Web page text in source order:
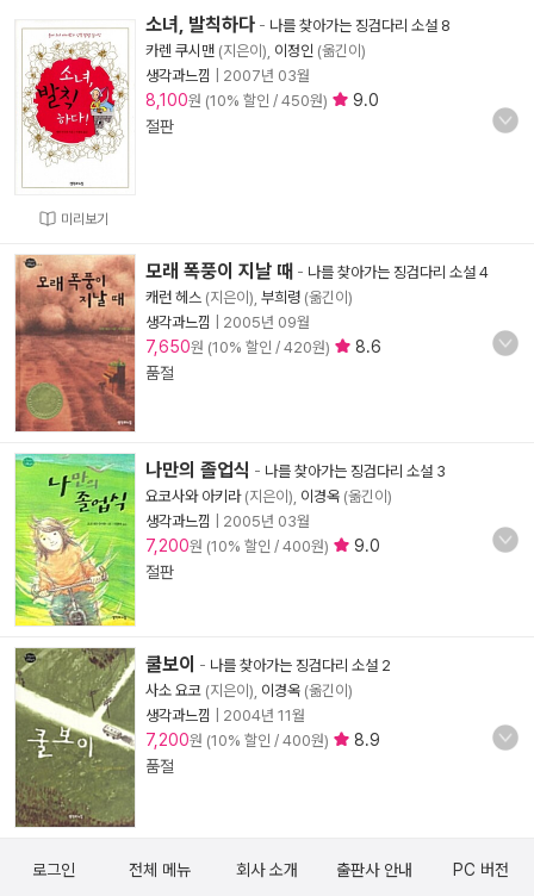
미리보기
소녀, 발칙하다 - 나를 찾아가는 징검다리 소설 8
카렌 쿠시맨 (지은이), 이정인 (옮긴이)
생각과느낌
2007년 03월
8,100원 (10% 할인 / 450원)
9.0
절판
모래 폭풍이 지날 때 - 나를 찾아가는 징검다리 소설 4
캐런 헤스 (지은이), 부희령 (옮긴이)
생각과느낌
2005년 09월
7,650원 (10% 할인 / 420원)
8.6
품절
나만의 졸업식 - 나를 찾아가는 징검다리 소설 3
요코사와 아키라(지은이), 이경옥 (옮긴이)
생각과느낌
2005년 03월
7,200원 (10% 할인 / 400원)
9.0
절판
쿨보이 - 나를 찾아가는 징검다리 소설 2
사소 요코 (지은이), 이경옥 (옮긴이)
생각과느낌
2004년 11월
7,200원 (10% 할인 / 400원)
8.9
품절
로그인 전체 메뉴 회사 소개 출판사 안내 PC 버전